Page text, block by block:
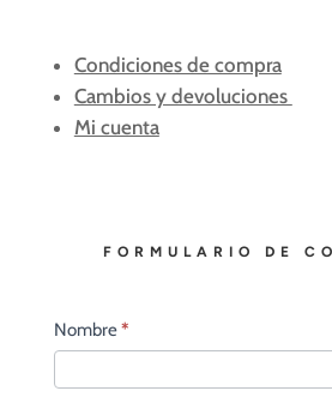
Condiciones de compra
Cambios y devoluciones
Mi cuenta
FORMULARIO DE
Contacto
Nombre*